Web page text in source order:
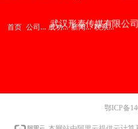
武汉形泰传媒有限公
首页 公司介绍 成功案例 新闻中心 联系我们
鄂ICP备